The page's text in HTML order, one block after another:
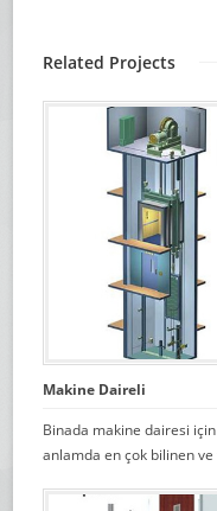
Related Projects
Makine Daireli
Binada makine dairesi
anlamda en çok bilinen